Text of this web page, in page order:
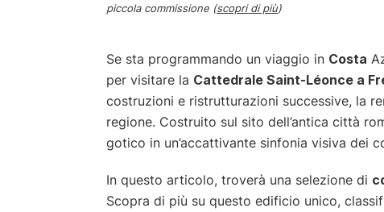
piccola commissione (scopri di più)
Se sta programmando un viaggio in Costa
per visitare la Cattedrale Saint-Léonce a
costruzioni e ristrutturazioni successive, la
regione. Costruito sul sito dell’antica città
gotico in un’accattivante sinfonia visiva dei
In questo articolo, troverà una selezione di
Scopra di più su questo edificio unico,